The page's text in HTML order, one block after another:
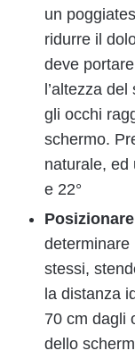
un
ridurre il
deve
l’altezza
gli occhi
schermo.
naturale, ed
e 22°
determinare
stessi,
la distanza
70 cm dagli
dello